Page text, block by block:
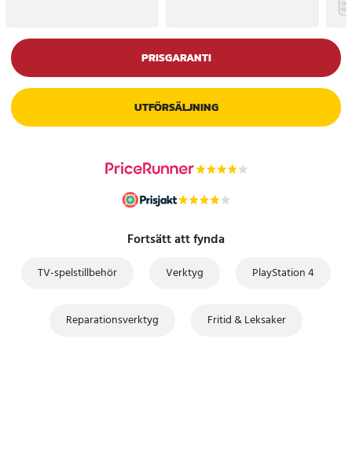
PRISGARANTI
UTFÖRSÄLJNING
Fortsätt att fynda
TV-spelstillbehör Verktyg PlayStation 4
Reparationsverktyg Fritid & Leksaker